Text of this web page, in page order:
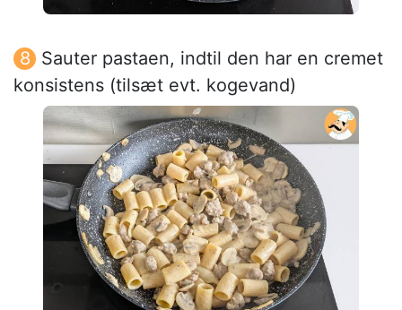
Sauter pastaen, indtil den har en cremet
konsistens (tilsæt evt. kogevand)